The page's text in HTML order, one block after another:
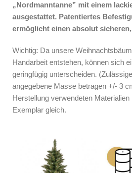
„Nordmanntanne” mit einem
ausgestattet. Patentiertes
ermöglicht einen absolut
Wichtig: Da unsere
Handarbeit entstehen, können sich
geringfügig unterscheiden.
angegebene Masse betragen +/- 3
Herstellung verwendeten Materialien
Exemplar gleich.